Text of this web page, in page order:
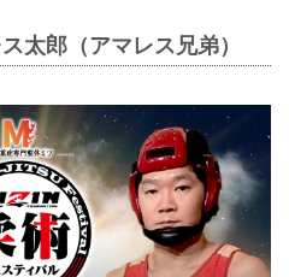
太郎（アマレス兄弟）